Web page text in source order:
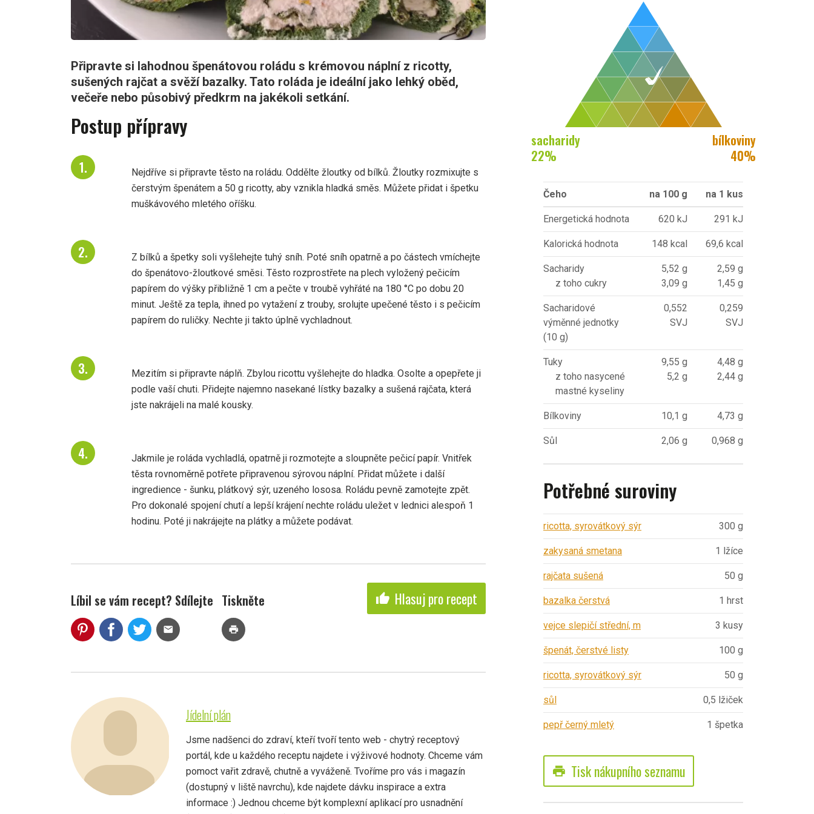
Připravte si lahodnou špenátovou roládu s krémovou náplní z ricotty,
sušených rajčat a svěží bazalky. Tato roláda je ideální jako lehký oběd,
večeře nebo působivý předkrm na jakékoli setkání.
Postup přípravy
Nejdříve si připravte těsto na roládu. Oddělte žloutky od bílků. Žloutky rozmixujte s
čerstvým špenátem a 50 g ricotty, aby vznikla hladká směs. Můžete přidat i špetku
muškávového mletého oříšku.
Z bílků a špetky soli vyšlehejte tuhý sníh. Poté sníh opatrně a po částech vmíchejte
do špenátovo-žloutkové směsi. Těsto rozprostřete na plech vyložený pečicím
papírem do výšky přibližně 1 cm a pečte v troubě vyhřáté na 180 °C po dobu 20
minut. Ještě za tepla, ihned po vytažení z trouby, srolujte upečené těsto i s pečicím
papírem do ruličky. Nechte ji takto úplně vychladnout.
Mezitím si připravte náplň. Zbylou ricottu vyšlehejte do hladka. Osolte a opepřete ji
podle vaší chuti. Přidejte najemno nasekané lístky bazalky a sušená rajčata, která
jste nakrájeli na malé kousky.
Jakmile je roláda vychladlá, opatrně ji rozmotejte a sloupněte pečicí papír. Vnitřek
těsta rovnoměrně potřete připravenou sýrovou náplní. Přidat můžete i další
ingredience - šunku, plátkový sýr, uzeného lososa. Roládu pevně zamotejte zpět.
Pro dokonalé spojení chutí a lepší krájení nechte roládu uležet v lednici alespoň 1
hodinu. Poté ji nakrájejte na plátky a můžete podávat.
Líbil se vám recept? Sdílejte
mail
Tiskněte
print
thumb_up Hlasuj pro recept
Jídelní plán
Jsme nadšenci do zdraví, kteří tvoří tento web - chytrý receptový
portál, kde u každého receptu najdete i výživové hodnoty. Chceme vám
pomoct vařit zdravě, chutně a vyváženě. Tvoříme pro vás i magazín
(dostupný v liště navrchu), kde najdete dávku inspirace a extra
informace :) Jednou chceme být komplexní aplikací pro usnadnění
sacharidy
22%
bílkoviny
40%
Čeho na 100 g na 1 kus
Energetická hodnota 620 kJ 291 kJ
Kalorická hodnota 148 kcal 69,6 kcal
Sacharidy
z toho cukry
5,52 g
3,09 g
2,59 g
1,45 g
Sacharidové
výměnné jednotky
(10 g)
0,552
SVJ
0,259
SVJ
Tuky
z toho nasycené
mastné kyseliny
9,55 g
5,2 g
4,48 g
2,44 g
Bílkoviny 10,1 g 4,73 g
Sůl 2,06 g 0,968 g
Potřebné suroviny
ricotta, syrovátkový sýr 300 g
zakysaná smetana 1 lžíce
rajčata sušená 50 g
bazalka čerstvá 1 hrst
vejce slepičí střední, m 3 kusy
špenát, čerstvé listy 100 g
ricotta, syrovátkový sýr 50 g
sůl 0,5 lžiček
pepř černý mletý 1 špetka
print Tisk nákupního seznamu